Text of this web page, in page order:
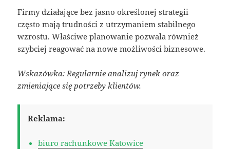
Firmy działające bez jasno określonej strategii
często mają trudności z utrzymaniem stabilnego
wzrostu. Właściwe planowanie pozwala również
szybciej reagować na nowe możliwości biznesowe.
Wskazówka: Regularnie analizuj rynek oraz
zmieniające się potrzeby klientów.
Reklama:
biuro rachunkowe Katowice